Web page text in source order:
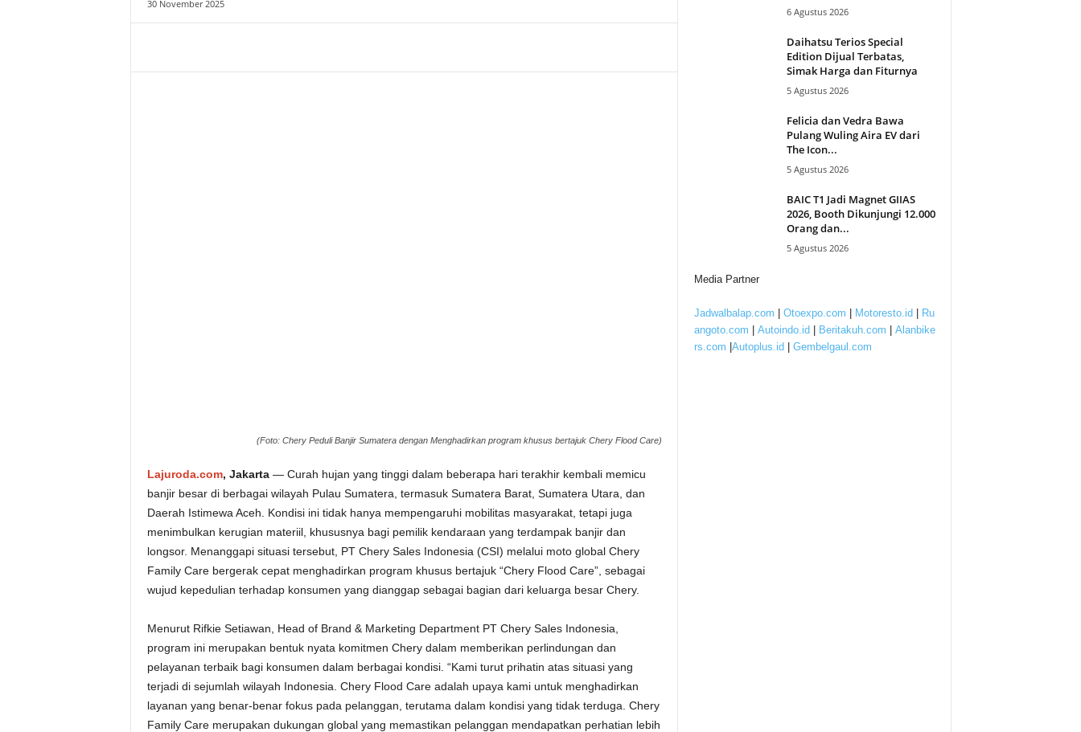
30 November 2025
(Foto: Chery Peduli Banjir Sumatera dengan Menghadirkan program khusus bertajuk Chery Flood Care)
Lajuroda.com, Jakarta— Curah hujan yang tinggi dalam beberapa hari terakhir kembali memicu
banjir besar di berbagai wilayah Pulau Sumatera, termasuk Sumatera Barat, Sumatera Utara, dan
Daerah Istimewa Aceh. Kondisi ini tidak hanya mempengaruhi mobilitas masyarakat, tetapi juga
menimbulkan kerugian materiil, khususnya bagi pemilik kendaraan yang terdampak banjir dan
longsor. Menanggapi situasi tersebut, PT Chery Sales Indonesia (CSI) melalui moto global Chery
Family Care bergerak cepat menghadirkan program khusus bertajuk “Chery Flood Care”, sebagai
wujud kepedulian terhadap konsumen yang dianggap sebagai bagian dari keluarga besar Chery.
Menurut Rifkie Setiawan, Head of Brand & Marketing Department PT Chery Sales Indonesia,
program ini merupakan bentuk nyata komitmen Chery dalam memberikan perlindungan dan
pelayanan terbaik bagi konsumen dalam berbagai kondisi. “Kami turut prihatin atas situasi yang
terjadi di sejumlah wilayah Indonesia. Chery Flood Care adalah upaya kami untuk menghadirkan
layanan yang benar-benar fokus pada pelanggan, terutama dalam kondisi yang tidak terduga. Chery
Family Care merupakan dukungan global yang memastikan pelanggan mendapatkan perhatian lebih
6 Agustus 2026
Daihatsu Terios Special
Edition Dijual Terbatas,
Simak Harga dan Fiturnya
5 Agustus 2026
Felicia dan Vedra Bawa
Pulang Wuling Aira EV dari
The Icon...
5 Agustus 2026
BAIC T1 Jadi Magnet GIIAS
2026, Booth Dikunjungi 12.000
Orang dan...
5 Agustus 2026
Media Partner
Jadwalbalap.com Otoexpo.com Motoresto.id
Ru
angoto.com
Autoindo.id Beritakuh.com
Alanbike
rs.com Autoplus.id Gembelgaul.com